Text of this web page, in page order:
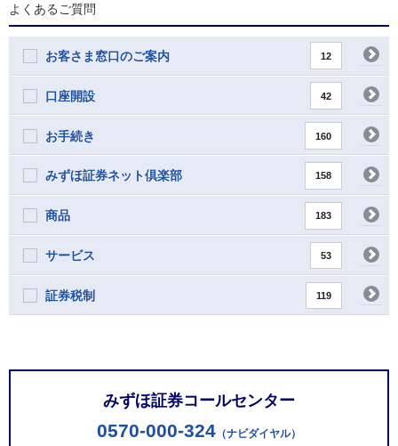
よくあるご質問
お客さま窓口のご案内 12
口座開設 42
お手続き 160
みずほ証券ネット倶楽部 158
商品 183
サービス 53
証券税制 119
みずほ証券コールセンター
0570-000-324 （ナビダイヤル）